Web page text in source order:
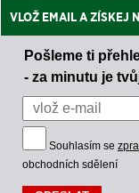
VLOŽ EMAIL A ZÍSKEJ
Pošleme ti
- za minutu je
Souhlasím se
obchodních sdělení